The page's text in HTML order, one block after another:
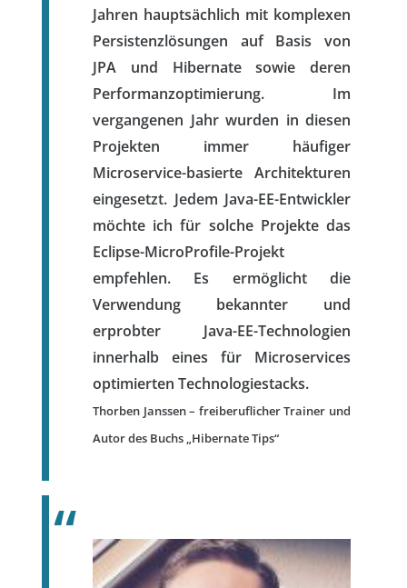
Jahren hauptsächlich mit komplexen
Persistenzlösungen auf Basis von
JPA und Hibernate sowie deren
Performanzoptimierung. Im
vergangenen Jahr wurden in diesen
Projekten immer häufiger
Microservice-basierte Architekturen
eingesetzt. Jedem Java-EE-Entwickler
möchte ich für solche Projekte das
Eclipse-MicroProfile-Projekt
empfehlen. Es ermöglicht die
Verwendung bekannter und
erprobter Java-EE-Technologien
innerhalb eines für Microservices
optimierten Technologiestacks.
Thorben Janssen – freiberuflicher Trainer und
Autor des Buchs „Hibernate Tips“